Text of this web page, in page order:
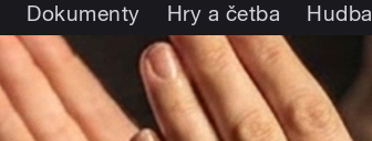
Dokumenty Hry a četba Hudba